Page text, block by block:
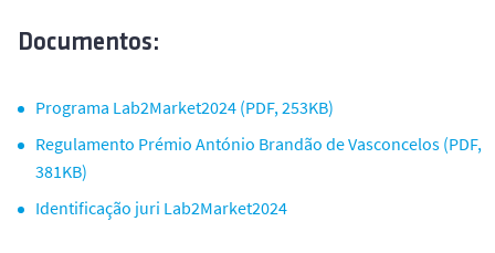
Documentos:
Programa Lab2Market2024 (PDF, 253KB)
Regulamento Prémio António Brandão de Vasconcelos (PDF,
381KB)
Identificação juri Lab2Market2024